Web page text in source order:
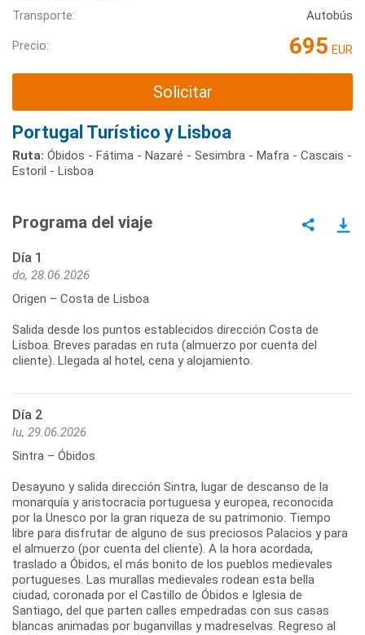
Transporte:
Autobús
Precio: 695 EUR
Solicitar
Portugal Turístico y Lisboa
Ruta: Óbidos - Fátima - Nazaré - Sesimbra - Mafra - Cascais -
Estoril - Lisboa
Programa del viaje
Día 1
do, 28.06.2026
Origen – Costa de Lisboa
Salida desde los puntos establecidos dirección Costa de
Lisboa. Breves paradas en ruta (almuerzo por cuenta del
cliente). Llegada al hotel, cena y alojamiento.
Día 2
lu, 29.06.2026
Sintra – Óbidos
Desayuno y salida dirección Sintra, lugar de descanso de la
monarquía y aristocracia portuguesa y europea, reconocida
por la Unesco por la gran riqueza de su patrimonio. Tiempo
libre para disfrutar de alguno de sus preciosos Palacios y para
el almuerzo (por cuenta del cliente). A la hora acordada,
traslado a Óbidos, el más bonito de los pueblos medievales
portugueses. Las murallas medievales rodean esta bella
ciudad, coronada por el Castillo de Óbidos e Iglesia de
Santiago, del que parten calles empedradas con sus casas
blancas animadas por buganvillas y madreselvas. Regreso al